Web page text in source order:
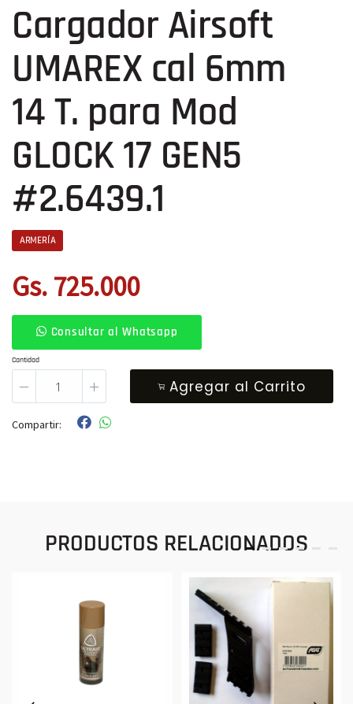
Cargador Airsoft
UMAREX cal 6mm
14 T. para Mod
GLOCK 17 GEN5
#2.6439.1
ARMERÍA
Gs. 725.000
Consultar al Whatsapp
Cantidad
Agregar al Carrito
Compartir:
PRODUCTOS RELACIONADOS